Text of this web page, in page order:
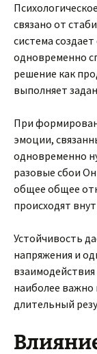
связано от
система
одновременно
решение как
выполняет
При
эмоции,
одновременно
разовые сбои
общее общее
происходят
Устойчивость
напряжения и
наиболее важно
длительный